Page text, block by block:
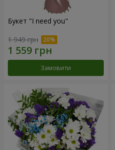
Букет "I need you"
1 949 грн
Замовити